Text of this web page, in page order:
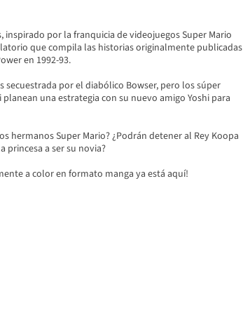
inspirado por la franquicia de videojuegos Super Mario
que compila las historias originalmente publicadas
en 1992-93.
secuestrada por el diabólico Bowser, pero los súper
una estrategia con su nuevo amigo Yoshi para
hermanos Super Mario? ¿Podrán detener al Rey Koopa
princesa a ser su novia?
a color en formato manga ya está aquí!